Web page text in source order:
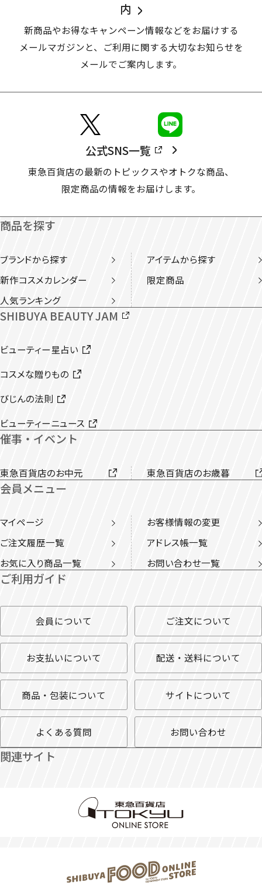
内
新商品やお得なキャンペーン情報などをお届けする
メールマガジンと、
ご利用に関する大切なお知らせを
メールでご案内します。
公式SNS一覧
東急百貨店の最新のトピックスやオトクな商品、
限定商品の情報をお届けします。
商品を探す
ブランドから探す
アイテムから探す
新作コスメカレンダー
限定商品
人気ランキング
SHIBUYA BEAUTY JAM
ビューティー星占い
コスメな贈りもの
びじんの法則
ビューティーニュース
催事・イベント
東急百貨店のお中元 東急百貨店のお歳暮
会員メニュー
マイページ
お客様情報の変更
ご注文履歴一覧
アドレス帳一覧
お気に入り商品一覧
お問い合わせ一覧
ご利用ガイド
会員について ご注文について
お支払いについて 配送・送料について
商品・包装について サイトについて
よくある質問 お問い合わせ
関連サイト